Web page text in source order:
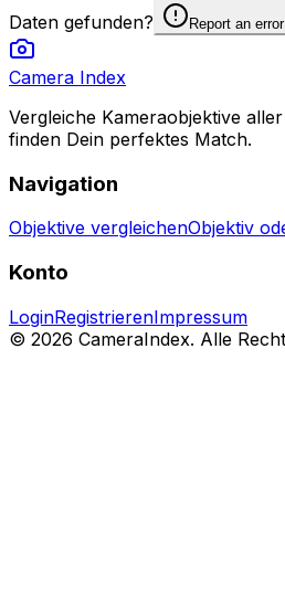
Daten gefunden?
Report an error
Camera Index
Vergleiche Kameraobjektive
finden Dein perfektes Match.
Navigation
Objektive vergleichenObjektiv
Konto
LoginRegistrierenImpressum
© 2026 CameraIndex. Alle